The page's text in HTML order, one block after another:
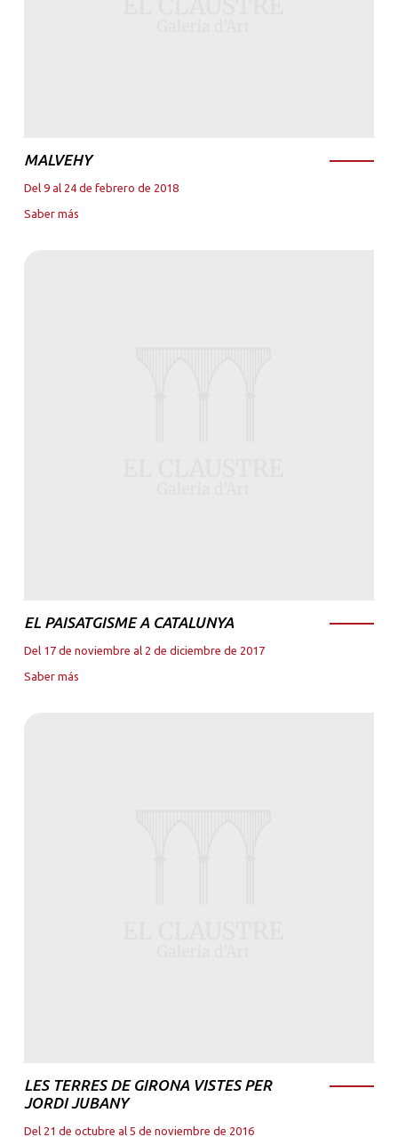
MALVEHY
Del 9 al 24 de febrero de 2018
Saber más
EL PAISATGISME A CATALUNYA
Del 17 de noviembre al 2 de diciembre de 2017
Saber más
LES TERRES DE GIRONA VISTES PER
JORDI JUBANY
Del 21 de octubre al 5 de noviembre de 2016